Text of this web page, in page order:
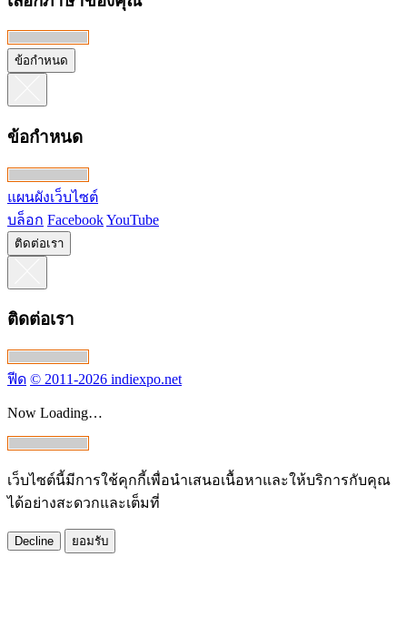
ข้อกำหนด
ข้อกำหนด
แผนผังเว็บไซต์
บล็อก FacebookYouTube
ติดต่อเรา
ติดต่อเรา
ฟีด © 2011-2026 indiexpo.net
Now Loading…
เว็บไซต์นี้มีการใช้คุกกี้เพื่อนำเสนอเนื้อหาและให้บริการกับคุณ
ได้อย่างสะดวกและเต็มที่
Decline ยอมรับ